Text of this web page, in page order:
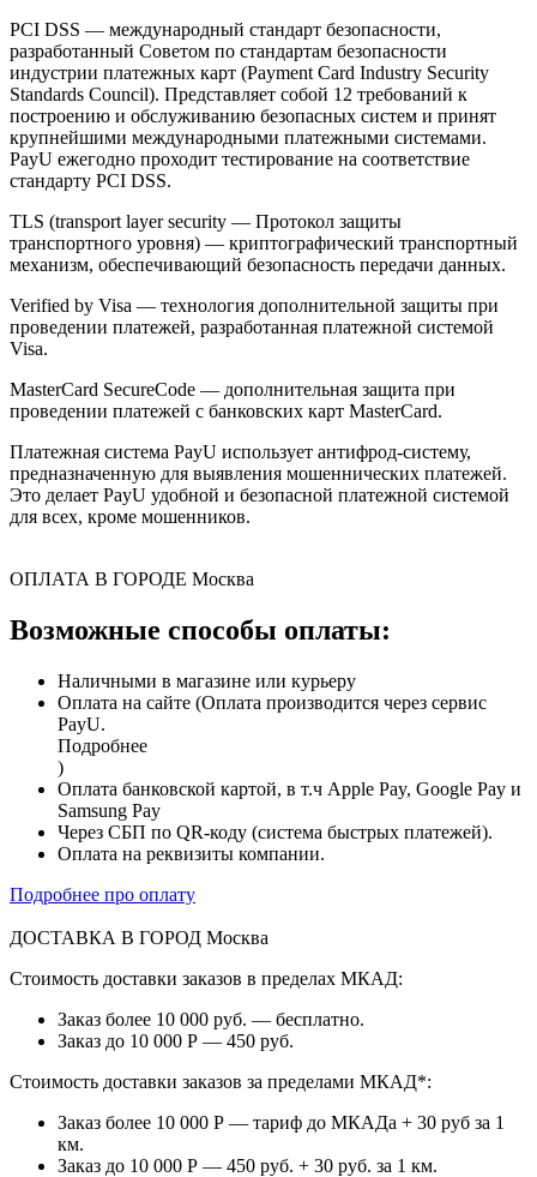
PCI DSS — международный стандарт безопасности,
разработанный Советом по стандартам безопасности
индустрии платежных карт (Payment Card Industry Security
Standards Council). Представляет собой 12 требований к
построению и обслуживанию безопасных систем и принят
крупнейшими международными платежными системами.
PayU ежегодно проходит тестирование на соответствие
стандарту PCI DSS.
TLS (transport layer security — Протокол защиты
транспортного уровня) — криптографический транспортный
механизм, обеспечивающий безопасность передачи данных.
Verified by Visa — технология дополнительной защиты при
проведении платежей, разработанная платежной системой
Visa.
MasterCard SecureCode — дополнительная защита при
проведении платежей с банковских карт MasterCard.
Платежная система PayU использует антифрод-систему,
предназначенную для выявления мошеннических платежей.
Это делает PayU удобной и безопасной платежной системой
для всех, кроме мошенников.
ОПЛАТА В ГОРОДЕ Москва
Возможные способы оплаты:
Наличными в магазине или курьеру
Оплата на сайте (Оплата производится через сервис
PayU.
Подробнее
)
Оплата банковской картой, в т.ч Apple Pay, Google Pay и
Samsung Pay
Через СБП по QR-коду (система быстрых платежей).
Оплата на реквизиты компании.
Подробнее про оплату
ДОСТАВКА В ГОРОД Москва
Стоимость доставки заказов в пределах МКАД:
Заказ более 10 000 руб. — бесплатно.
Заказ до 10 000 Р — 450 руб.
Стоимость доставки заказов за пределами МКАД*:
Заказ более 10 000 Р — тариф до МКАДа + 30 руб за 1
км.
Заказ до 10 000 Р — 450 руб. + 30 руб. за 1 км.